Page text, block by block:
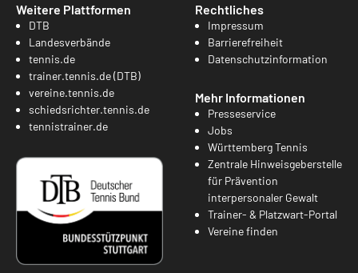
Weitere Plattformen
DTB
Landesverbände
tennis.de
trainer.tennis.de (DTB)
vereine.tennis.de
schiedsrichter.tennis.de
tennistrainer.de
Rechtliches
Impressum
Barrierefreiheit
Datenschutzinformation
Mehr Informationen
Presseservice
Jobs
Württemberg Tennis
Zentrale Hinweisgeberstelle
für Prävention
interpersonaler Gewalt
Trainer- & Platzwart-Portal
Vereine finden